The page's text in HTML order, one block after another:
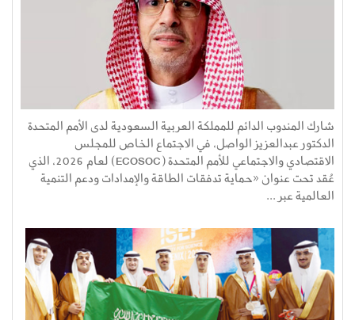
شارك المندوب الدائم للمملكة العربية السعودية لدى الأمم المتحدة
الدكتور عبدالعزيز الواصل، في الاجتماع الخاص للمجلس
الاقتصادي والاجتماعي للأمم المتحدة (ECOSOC) لعام 2026، الذي
عُقد تحت عنوان «حماية تدفقات الطاقة والإمدادات ودعم التنمية
العالمية عبر ...